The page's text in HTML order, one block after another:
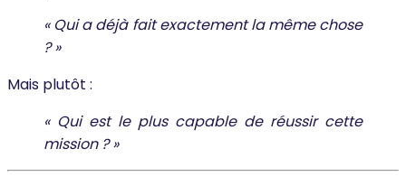
« Qui a déjà fait exactement la même chose
? »
Mais plutôt :
« Qui est le plus capable de réussir cette
mission ? »